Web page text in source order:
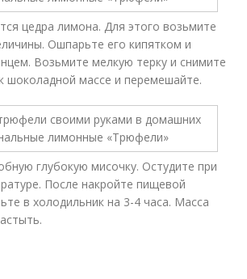
цедра лимона. Для этого возьмите
Ошпарьте его кипятком и
Возьмите мелкую терку и снимите
шоколадной массе и перемешайте.
глубокую мисочку. Остудите при
После накройте пищевой
в холодильник на 3-4 часа. Масса